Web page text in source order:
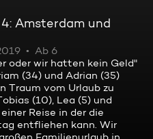
Amsterdam und
Ab 6
oder wir hatten kein Geld"
(34) und Adrian (35)
Traum vom Urlaub zu
(10), Lea (5) und
Reise in der die
entfliehen kann. Wir